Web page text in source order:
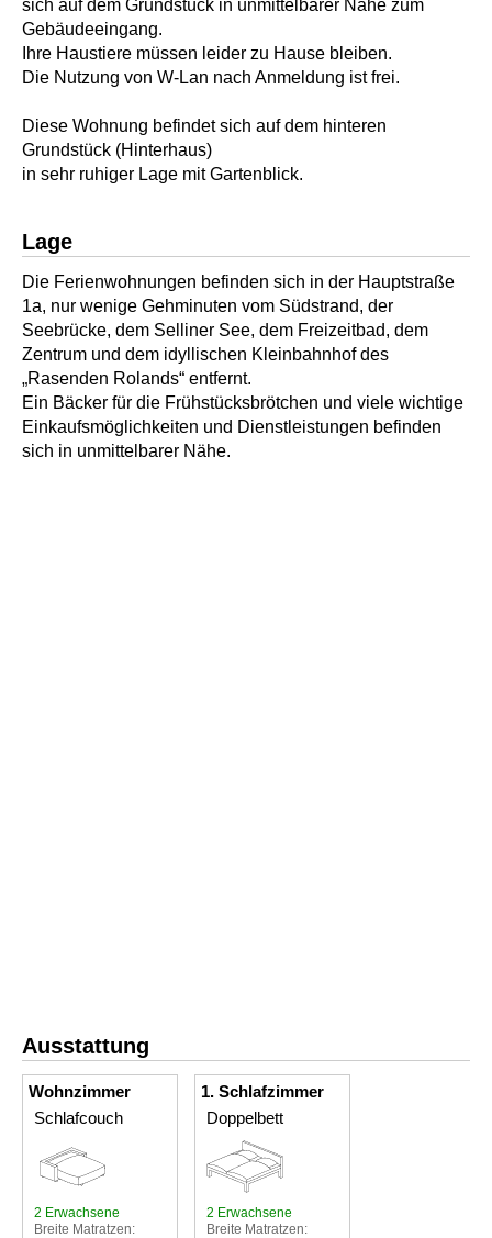
sich auf dem Grundstück in unmittelbarer Nähe zum
Gebäudeeingang.
Ihre Haustiere müssen leider zu Hause bleiben.
Die Nutzung von W-Lan nach Anmeldung ist frei.
Diese Wohnung befindet sich auf dem hinteren
Grundstück (Hinterhaus)
in sehr ruhiger Lage mit Gartenblick.
Lage
Die Ferienwohnungen befinden sich in der Hauptstraße
1a, nur wenige Gehminuten vom Südstrand, der
Seebrücke, dem Selliner See, dem Freizeitbad, dem
Zentrum und dem idyllischen Kleinbahnhof des
„Rasenden Rolands“ entfernt.
Ein Bäcker für die Frühstücksbrötchen und viele wichtige
Einkaufsmöglichkeiten und Dienstleistungen befinden
sich in unmittelbarer Nähe.
Ausstattung
Wohnzimmer
Schlafcouch
2 Erwachsene
Breite Matratzen:
1. Schlafzimmer
Doppelbett
2 Erwachsene
Breite Matratzen: